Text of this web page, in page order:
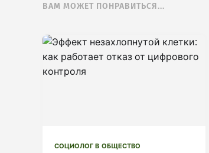
ВАМ МОЖЕТ ПОНРАВИТЬСЯ...
СОЦИОЛОГ В ОБЩЕСТВО